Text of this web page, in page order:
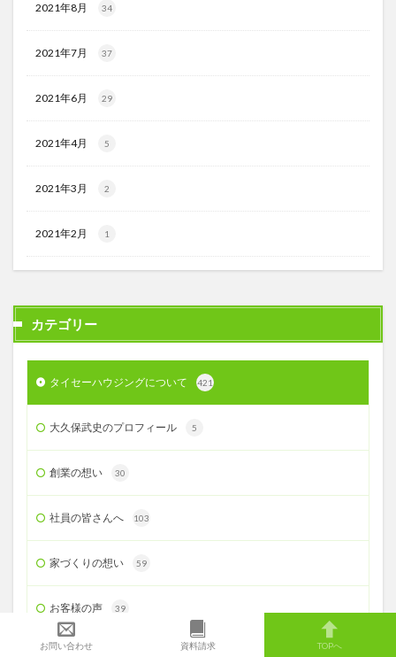
2021年8月 34
2021年7月 37
2021年6月 29
2021年4月 5
2021年3月 2
2021年2月 1
カテゴリー
タイセーハウジングについて 421
大久保武史のプロフィール 5
創業の想い 30
社員の皆さんへ 103
家づくりの想い 59
お客様の声 39
お知らせ＆特選土地情報 118
お問い合わせ 資料請求 TOPへ